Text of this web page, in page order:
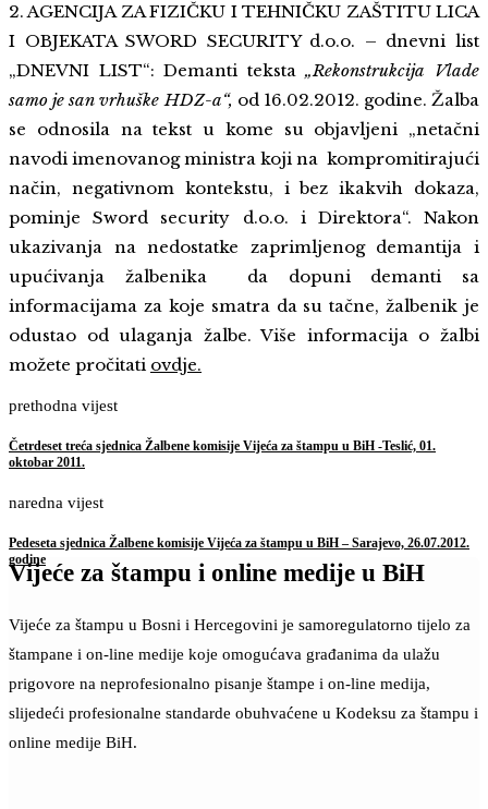
2. AGENCIJA ZA FIZIČKU I TEHNIČKU ZAŠTITU LICA
I OBJEKATA SWORD SECURITY d.o.o. – dnevni list
„DNEVNI LIST“: Demanti teksta„Rekonstrukcija Vlade
samo je san vrhuške HDZ-a“, od 16.02.2012. godine. Žalba
se odnosila na tekst u kome su objavljeni „netačni
navodi imenovanog ministra koji na kompromitirajući
način, negativnom kontekstu, i bez ikakvih dokaza,
pominje Sword security d.o.o. i Direktora“. Nakon
ukazivanja na nedostatke zaprimljenog demantija i
upućivanja žalbenika da dopuni demanti sa
informacijama za koje smatra da su tačne, žalbenik je
odustao od ulaganja žalbe. Više informacija o žalbi
možete pročitati ovdje.
prethodna vijest
Četrdeset treća sjednica Žalbene komisije Vijeća za štampu u BiH -Teslić, 01.
oktobar 2011.
naredna vijest
Pedeseta sjednica Žalbene komisije Vijeća za štampu u BiH – Sarajevo, 26.07.2012.
godine
Vijeće za štampu i online medije u BiH
Vijeće za štampu u Bosni i Hercegovini je samoregulatorno tijelo za
štampane i on-line medije koje omogućava građanima da ulažu
prigovore na neprofesionalno pisanje štampe i on-line medija,
slijedeći profesionalne standarde obuhvaćene u Kodeksu za štampu i
online medije BiH.